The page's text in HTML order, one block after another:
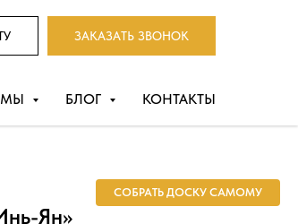
ЗАКАЗАТЬ ЗВОНОК
МЫ БЛОГ КОНТАКТЫ
СОБРАТЬ ДОСКУ САМОМУ
Ян»